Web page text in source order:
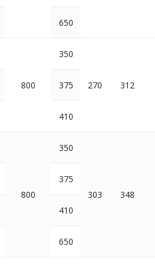
650
800
350
270 312
375
410
800
350
303 348
375
410
650